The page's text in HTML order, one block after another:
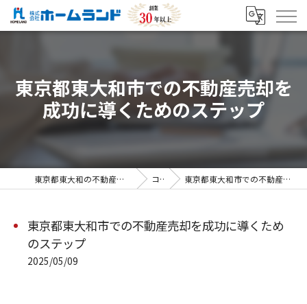
東京都東大和市での不動産売却を
成功に導くためのステップ
東京都東大和の不動産売却なら株式会社ホームランド コラム 東京都東大和市での不動産売却を成功に導くためのステップ
東京都東大和市での不動産売却を成功に導くため
のステップ
2025/05/09